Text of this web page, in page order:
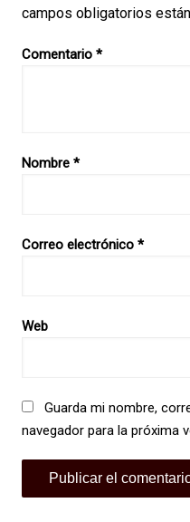
campos obligatorios
Comentario *
Nombre *
Correo electrónico *
Web
Guarda mi nombre,
navegador para la próxima